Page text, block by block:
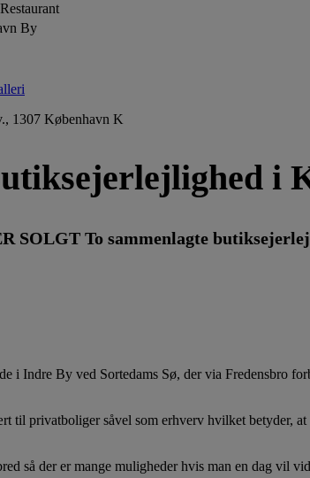
By
1307 København K
i
SOLGT To sammenlagte
i Indre By ved Sortedams Sø, der via Fredensbro
til privatboliger såvel som erhverv hvilket betyder,
så der er mange muligheder hvis man en dag vil